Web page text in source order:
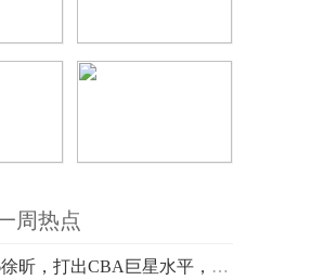
周热点
出CBA巨星水平，砍27分14板！球迷：朱芳雨留了一手_今日快看